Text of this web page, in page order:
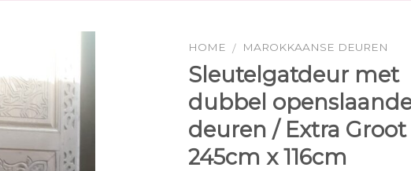
HOME / MAROKKAANSE DEUREN
Sleutelgatdeur met
dubbel
deuren / Extra Groot
245cm x 116cm